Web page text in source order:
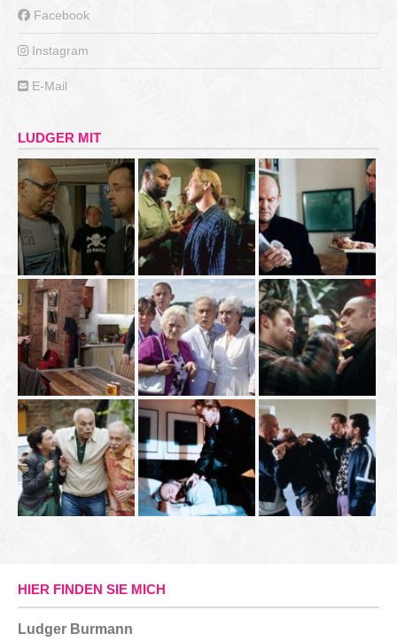
Facebook
Instagram
E-Mail
LUDGER MIT
HIER FINDEN SIE MICH
Ludger Burmann